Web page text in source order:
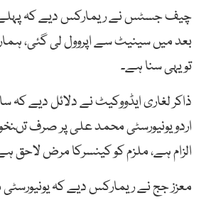
چیف جسٹس نے ریمارکس دیے کہ پہلے
بعد میں سینیٹ سے اپروول لی گئی،
تو یہی سنا ہے۔
ذاکر لغاری ایڈووکیٹ نے دلائل دیے کہ
اردو یونیورسٹی محمد علی پر صرف
الزام ہے، ملزم کو کینسرکا مرض لاحق
معزز جج نے ریمارکس دیے کہ